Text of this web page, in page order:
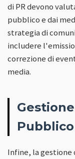
di PR devono
pubblico e dai
strategia di
includere
correzione di
media.
Pubblico
Infine, la gestione